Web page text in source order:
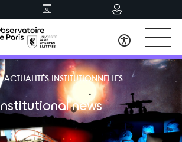
ACTUALITÉS INSTITUTIONNELLES
Institutional news